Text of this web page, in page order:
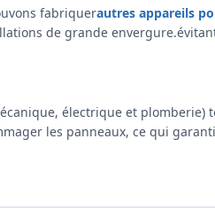
fabriquerautres appareils
de grande
électrique et plomberie)
les panneaux, ce qui